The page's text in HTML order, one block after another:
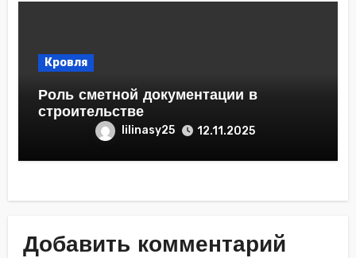
Кровля
Роль сметной документации в
строительстве
lilinasy25 12.11.2025
Добавить комментарий